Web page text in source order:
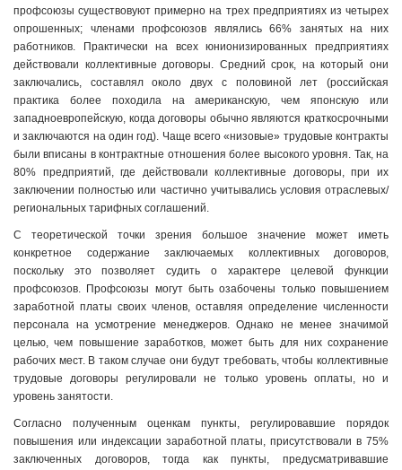
профсоюзы существовуют примерно на трех предприятиях из четырех
опрошенных; членами профсоюзов являлись 66% занятых на них
работников. Практически на всех юнионизированных предприятиях
действовали коллективные договоры. Средний срок, на который они
заключались, составлял около двух с половиной лет (российская
практика более походила на американскую, чем японскую или
западноевропейскую, когда договоры обычно являются краткосрочными
и заключаются на один год). Чаще всего «низовые» трудовые контракты
были вписаны в контрактные отношения более высокого уровня. Так, на
80% предприятий, где действовали коллективные договоры, при их
заключении полностью или частично учитывались условия отраслевых/
региональных тарифных соглашений.
С теоретической точки зрения большое значение может иметь
конкретное содержание заключаемых коллективных договоров,
поскольку это позволяет судить о характере целевой функции
профсоюзов. Профсоюзы могут быть озабочены только повышением
заработной платы своих членов, оставляя определение численности
персонала на усмотрение менеджеров. Однако не менее значимой
целью, чем повышение заработков, может быть для них сохранение
рабочих мест. В таком случае они будут требовать, чтобы коллективные
трудовые договоры регулировали не только уровень оплаты, но и
уровень занятости.
Согласно полученным оценкам пункты, регулировавшие порядок
повышения или индексации заработной платы, присутствовали в 75%
заключенных договоров, тогда как пункты, предусматривавшие